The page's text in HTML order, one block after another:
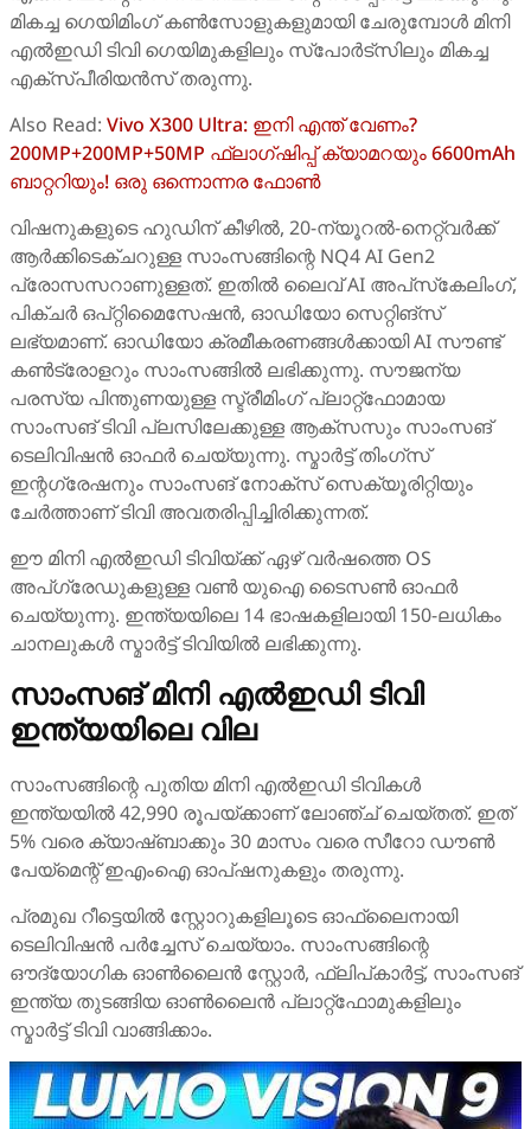
മികച്ച ഗെയിമിംഗ് കൺസോളുകളുമായി ചേരുമ്പോൾ മിനി
എൽഇഡി ടിവി ഗെയിമുകളിലും സ്‌പോർട്‌സിലും മികച്ച
എക്സ്പീരിയൻസ് തരുന്നു.
Also Read: Vivo X300 Ultra: ഇനി എന്ത് വേണം?
200MP+200MP+50MP ഫ്ലാഗ്ഷിപ്പ് ക്യാമറയും 6600mAh
ബാറ്ററിയും! ഒരു ഒന്നൊന്നര ഫോൺ
വിഷനുകളുടെ ഹുഡിന് കീഴിൽ, 20-ന്യൂറൽ-നെറ്റ്‌വർക്ക്
ആർക്കിടെക്ചറുള്ള സാംസങ്ങിന്റെ NQ4 AI Gen2
പ്രോസസറാണുള്ളത്. ഇതിൽ ലൈവ് AI അപ്‌സ്‌കേലിംഗ്,
പിക്ചർ ഒപ്റ്റിമൈസേഷൻ, ഓഡിയോ സെറ്റിങ്സ്
ലഭ്യമാണ്. ഓഡിയോ ക്രമീകരണങ്ങൾക്കായി AI സൗണ്ട്
കൺട്രോളറും സാംസങ്ങിൽ ലഭിക്കുന്നു. സൗജന്യ
പരസ്യ പിന്തുണയുള്ള സ്ട്രീമിംഗ് പ്ലാറ്റ്‌ഫോമായ
സാംസങ് ടിവി പ്ലസിലേക്കുള്ള ആക്‌സസും സാംസങ്
ടെലിവിഷൻ ഓഫർ ചെയ്യുന്നു. സ്മാർട്ട് തിംഗ്‌സ്
ഇന്റഗ്രേഷനും സാംസങ് നോക്‌സ് സെക്യൂരിറ്റിയും
ചേർത്താണ് ടിവി അവതരിപ്പിച്ചിരിക്കുന്നത്.
ഈ മിനി എൽഇഡി ടിവിയ്ക്ക് ഏഴ് വർഷത്തെ OS
അപ്‌ഗ്രേഡുകളുള്ള വൺ യുഐ ടൈസൺ ഓഫർ
ചെയ്യുന്നു. ഇന്ത്യയിലെ 14 ഭാഷകളിലായി 150-ലധികം
ചാനലുകൾ സ്മാർട്ട് ടിവിയിൽ ലഭിക്കുന്നു.
സാംസങ് മിനി എൽഇഡി ടിവി
ഇന്ത്യയിലെ വില
സാംസങ്ങിന്റെ പുതിയ മിനി എൽഇഡി ടിവികൾ
ഇന്ത്യയിൽ 42,990 രൂപയ്ക്കാണ് ലോഞ്ച് ചെയ്തത്. ഇത്
5% വരെ ക്യാഷ്ബാക്കും 30 മാസം വരെ സീറോ ഡൗൺ
പേയ്‌മെന്റ് ഇഎംഐ ഓപ്ഷനുകളും തരുന്നു.
പ്രമുഖ റീട്ടെയിൽ സ്റ്റോറുകളിലൂടെ ഓഫ്ലൈനായി
ടെലിവിഷൻ പർച്ചേസ് ചെയ്യാം. സാംസങ്ങിന്റെ
ഔദ്യോഗിക ഓൺലൈൻ സ്റ്റോർ, ഫ്ലിപ്കാർട്ട്, സാംസങ്
ഇന്ത്യ തുടങ്ങിയ ഓൺലൈൻ പ്ലാറ്റ്ഫോമുകളിലും
സ്മാർട്ട് ടിവി വാങ്ങിക്കാം.